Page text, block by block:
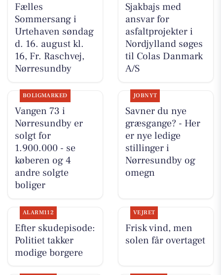
Fælles
Sommersang i
Urtehaven søndag
d. 16. august kl.
16, Fr. Raschvej,
Nørresundby
Sjakbajs med
ansvar for
asfaltprojekter i
Nordjylland søges
til Colas Danmark
A/S
BOLIGMARKED
Vangen 73 i
Nørresundby er
solgt for
1.900.000 - se
køberen og 4
andre solgte
boliger
JOBNYT
Savner du nye
græsgange? - Her
er nye ledige
stillinger i
Nørresundby og
omegn
ALARM112
Efter skudepisode:
Politiet takker
modige borgere
VEJRET
Frisk vind, men
solen får overtaget